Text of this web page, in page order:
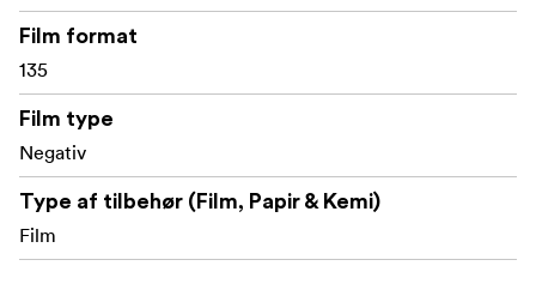
Film format
135
Film type
Negativ
Type af tilbehør (Film, Papir & Kemi)
Film